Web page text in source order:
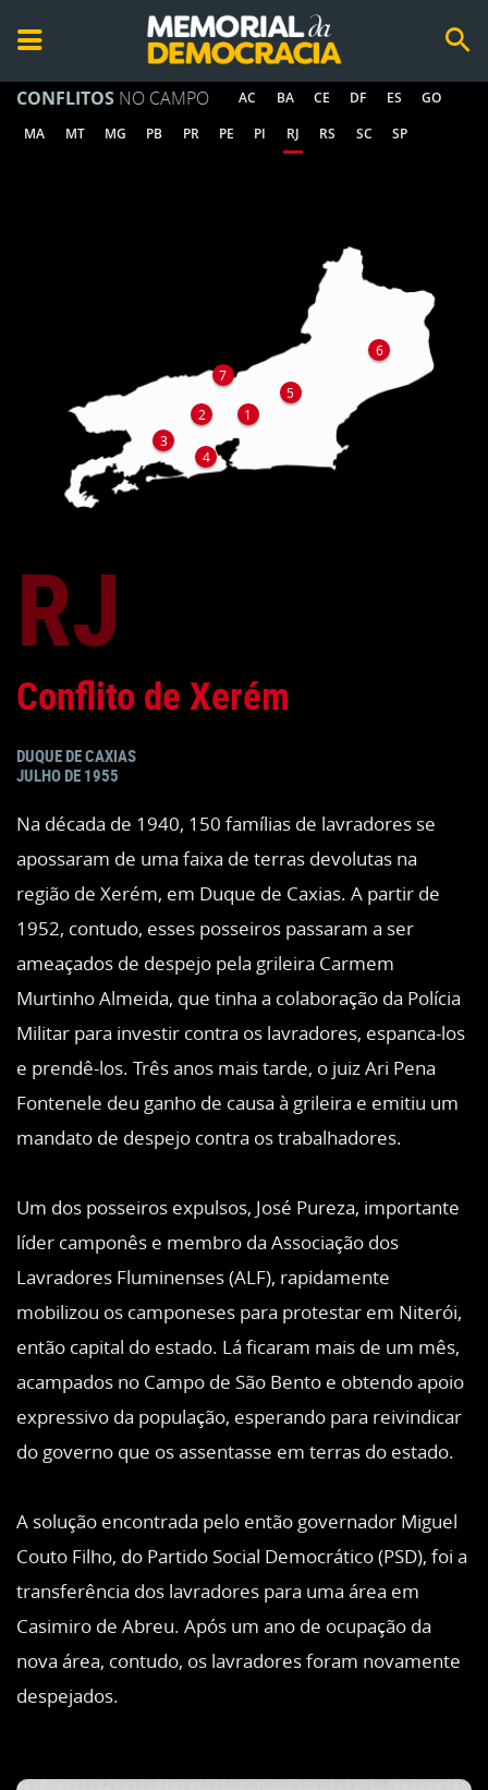
CONFLITOS NO CAMPO AC BA CE DF ES
GO
MA
MT MG PB PR PE PI RJ RS SC SP
1
2
3
4
5
6
7
RJ
Conflito de Xerém
DUQUE DE CAXIAS
JULHO DE 1955
Na década de 1940, 150 famílias de lavradores se
apossaram de uma faixa de terras devolutas na
região de Xerém, em Duque de Caxias. A partir de
1952, contudo, esses posseiros passaram a ser
ameaçados de despejo pela grileira Carmem
Murtinho Almeida, que tinha a colaboração da Polícia
Militar para investir contra os lavradores, espanca-los
e prendê-los. Três anos mais tarde, o juiz Ari Pena
Fontenele deu ganho de causa à grileira e emitiu um
mandato de despejo contra os trabalhadores.
Um dos posseiros expulsos, José Pureza, importante
líder camponês e membro da Associação dos
Lavradores Fluminenses (ALF), rapidamente
mobilizou os camponeses para protestar em Niterói,
então capital do estado. Lá ficaram mais de um mês,
acampados no Campo de São Bento e obtendo apoio
expressivo da população, esperando para reivindicar
do governo que os assentasse em terras do estado.
A solução encontrada pelo então governador Miguel
Couto Filho, do Partido Social Democrático (PSD), foi a
transferência dos lavradores para uma área em
Casimiro de Abreu. Após um ano de ocupação da
nova área, contudo, os lavradores foram novamente
despejados.